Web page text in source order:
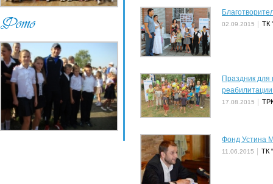
02.09.2015 ТК
Праздник для
17.08.2015
Фонд Устина
11.06.2015 ТК